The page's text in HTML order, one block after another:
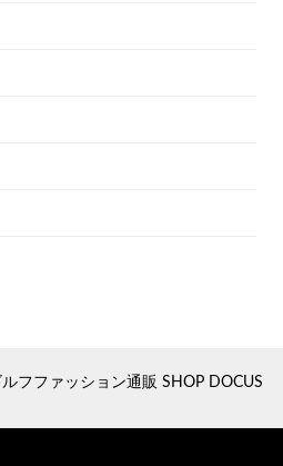
フファッション通販 SHOP DOCUS